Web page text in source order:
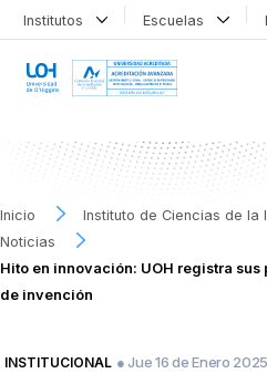
Institutos Escuelas
Inicio
Instituto de Ciencias de la
Noticias
Hito en innovación: UOH registra sus
de invención
INSTITUCIONAL ● Jue 16 de Enero 2025